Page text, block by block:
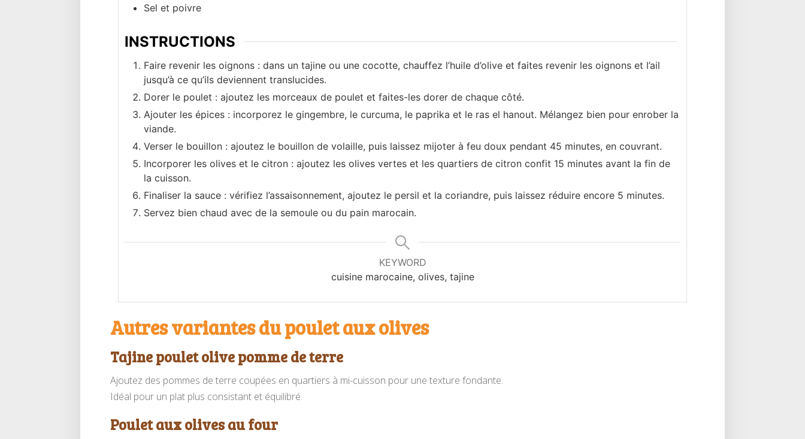
Sel et poivre
INSTRUCTIONS
Faire revenir les oignons : dans un tajine ou une cocotte, chauffez l’huile d’olive et faites revenir les oignons et l’ail
jusqu’à ce qu’ils deviennent translucides.
Dorer le poulet : ajoutez les morceaux de poulet et faites-les dorer de chaque côté.
Ajouter les épices : incorporez le gingembre, le curcuma, le paprika et le ras el hanout. Mélangez bien pour enrober la
viande.
Verser le bouillon : ajoutez le bouillon de volaille, puis laissez mijoter à feu doux pendant 45 minutes, en couvrant.
Incorporer les olives et le citron : ajoutez les olives vertes et les quartiers de citron confit 15 minutes avant la fin de
la cuisson.
Finaliser la sauce : vérifiez l’assaisonnement, ajoutez le persil et la coriandre, puis laissez réduire encore 5 minutes.
Servez bien chaud avec de la semoule ou du pain marocain.
KEYWORD
cuisine marocaine, olives, tajine
Autres variantes du poulet aux olives
Tajine poulet olive pomme de terre
Ajoutez des pommes de terre coupées en quartiers à mi-cuisson pour une texture fondante.
Idéal pour un plat plus consistant et équilibré.
Poulet aux olives au four